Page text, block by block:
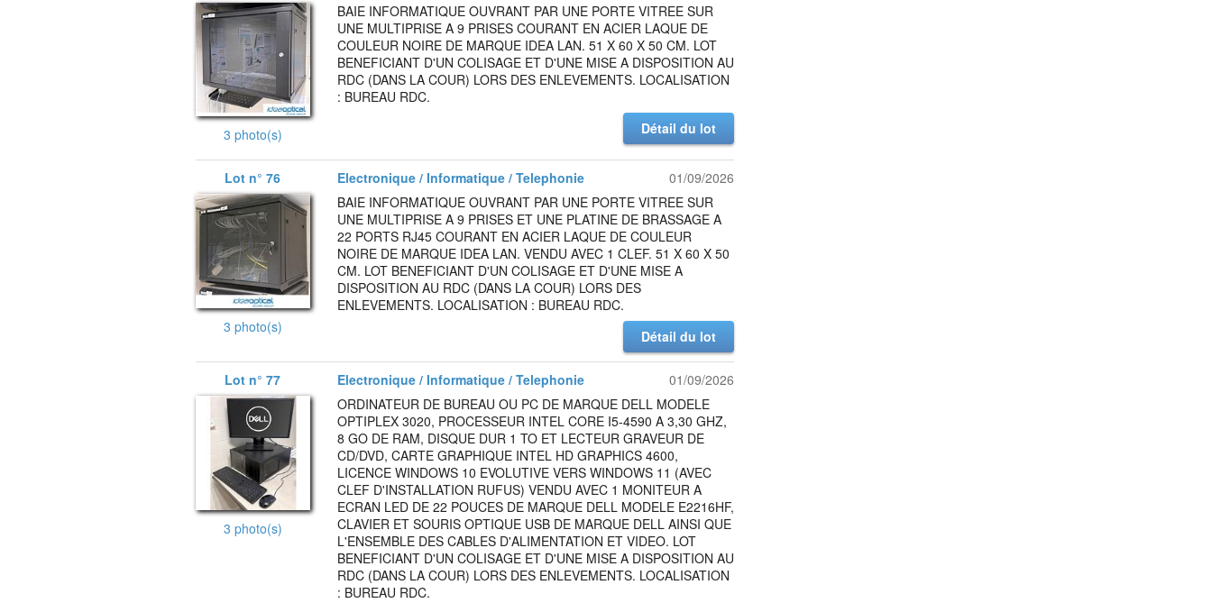
3 photo(s)
BAIE INFORMATIQUE OUVRANT PAR UNE PORTE VITREE SUR
UNE MULTIPRISE A 9 PRISES COURANT EN ACIER LAQUE DE
COULEUR NOIRE DE MARQUE IDEA LAN. 51 X 60 X 50 CM. LOT
BENEFICIANT D'UN COLISAGE ET D'UNE MISE A DISPOSITION AU
RDC (DANS LA COUR) LORS DES ENLEVEMENTS. LOCALISATION
: BUREAU RDC.
Détail du lot
Lot n° 76 Electronique / Informatique / Telephonie 01/09/2026
3 photo(s)
BAIE INFORMATIQUE OUVRANT PAR UNE PORTE VITREE SUR
UNE MULTIPRISE A 9 PRISES ET UNE PLATINE DE BRASSAGE A
22 PORTS RJ45 COURANT EN ACIER LAQUE DE COULEUR
NOIRE DE MARQUE IDEA LAN. VENDU AVEC 1 CLEF. 51 X 60 X 50
CM. LOT BENEFICIANT D'UN COLISAGE ET D'UNE MISE A
DISPOSITION AU RDC (DANS LA COUR) LORS DES
ENLEVEMENTS. LOCALISATION : BUREAU RDC.
Détail du lot
Lot n° 77 Electronique / Informatique / Telephonie 01/09/2026
3 photo(s)
ORDINATEUR DE BUREAU OU PC DE MARQUE DELL MODELE
OPTIPLEX 3020, PROCESSEUR INTEL CORE I5-4590 A 3,30 GHZ,
8 GO DE RAM, DISQUE DUR 1 TO ET LECTEUR GRAVEUR DE
CD/DVD, CARTE GRAPHIQUE INTEL HD GRAPHICS 4600,
LICENCE WINDOWS 10 EVOLUTIVE VERS WINDOWS 11 (AVEC
CLEF D'INSTALLATION RUFUS) VENDU AVEC 1 MONITEUR A
ECRAN LED DE 22 POUCES DE MARQUE DELL MODELE E2216HF,
CLAVIER ET SOURIS OPTIQUE USB DE MARQUE DELL AINSI QUE
L'ENSEMBLE DES CABLES D'ALIMENTATION ET VIDEO. LOT
BENEFICIANT D'UN COLISAGE ET D'UNE MISE A DISPOSITION AU
RDC (DANS LA COUR) LORS DES ENLEVEMENTS. LOCALISATION
: BUREAU RDC.